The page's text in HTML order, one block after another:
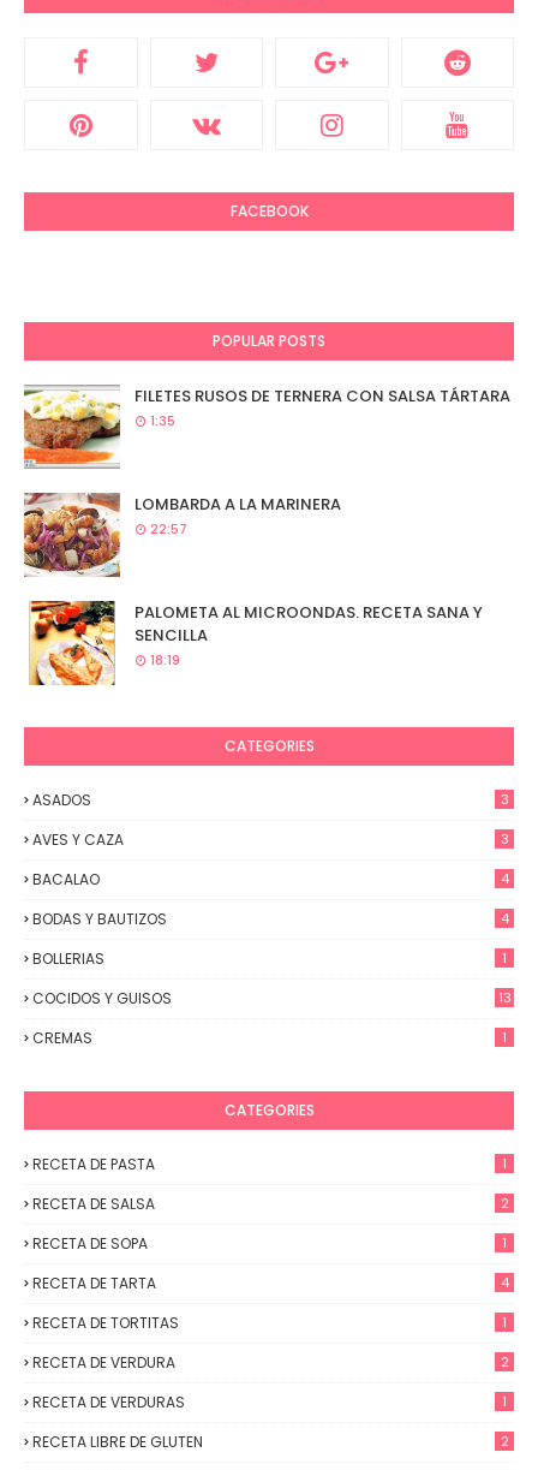
FACEBOOK
POPULAR POSTS
FILETES RUSOS DE TERNERA CON SALSA TÁRTARA
1:35
LOMBARDA A LA MARINERA
22:57
PALOMETA AL MICROONDAS. RECETA SANA Y
SENCILLA
18:19
CATEGORIES
ASADOS 3
AVES Y CAZA 3
BACALAO 4
BODAS Y BAUTIZOS 4
BOLLERIAS 1
COCIDOS Y GUISOS 13
CREMAS 1
CATEGORIES
RECETA DE PASTA 1
RECETA DE SALSA 2
RECETA DE SOPA 1
RECETA DE TARTA 4
RECETA DE TORTITAS 1
RECETA DE VERDURA 2
RECETA DE VERDURAS 1
RECETA LIBRE DE GLUTEN 2